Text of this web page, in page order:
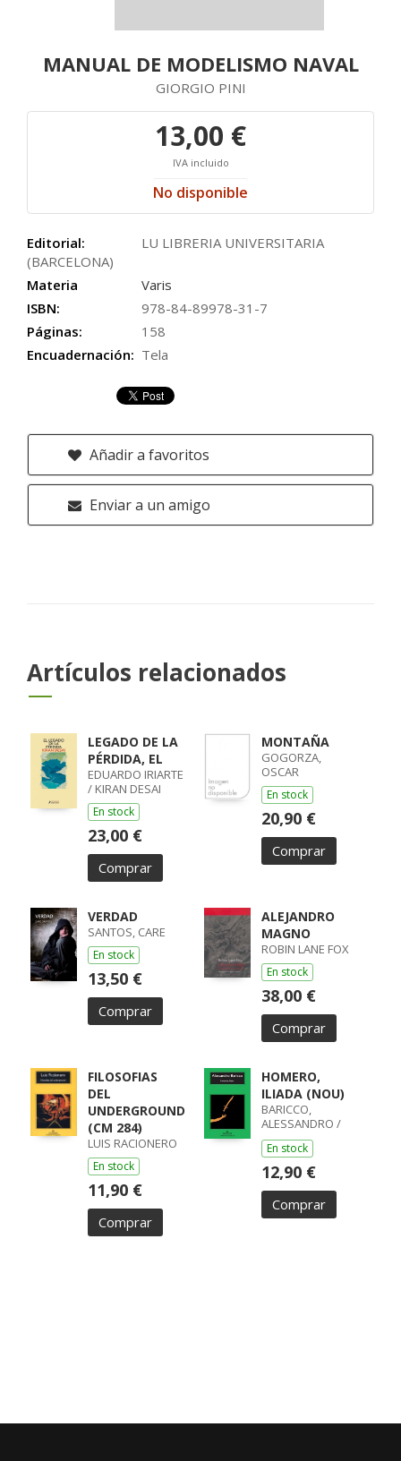
MANUAL DE MODELISMO NAVAL
GIORGIO PINI
13,00 €
IVA incluido
No disponible
Editorial:
LU LIBRERIA UNIVERSITARIA
(BARCELONA)
Materia
Varis
ISBN:
978-84-89978-31-7
Páginas:
158
Encuadernación: Tela
Añadir a favoritos
Enviar a un amigo
Artículos relacionados
LEGADO DE LA
PÉRDIDA, EL
EDUARDO IRIARTE
/ KIRAN DESAI
En stock
23,00 €
Comprar
MONTAÑA
GOGORZA,
OSCAR
En stock
20,90 €
Comprar
VERDAD
SANTOS, CARE
En stock
13,50 €
Comprar
ALEJANDRO
MAGNO
ROBIN LANE FOX
En stock
38,00 €
Comprar
FILOSOFIAS
DEL
UNDERGROUND
(CM 284)
LUIS RACIONERO
En stock
11,90 €
Comprar
HOMERO,
ILIADA (NOU)
BARICCO,
ALESSANDRO /
ALESSANDRO
BARICCO
En stock
12,90 €
Comprar